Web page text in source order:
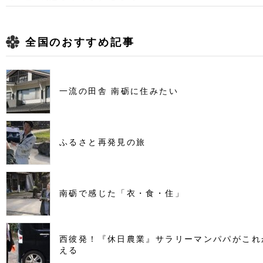
全国のおすすめ記事
一流の田舎 南砺に住みたい
ふるさと再発見の旅
南砺で感じた「衣・食・住」
西彼発！『休日農業』サラリーマンパパがこ
える